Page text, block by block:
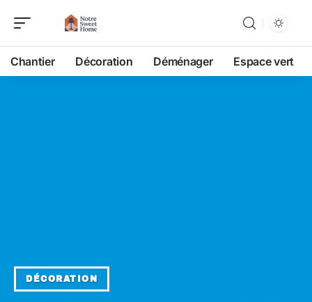
Chantier Décoration Déménager Espace vert
DÉCORATION